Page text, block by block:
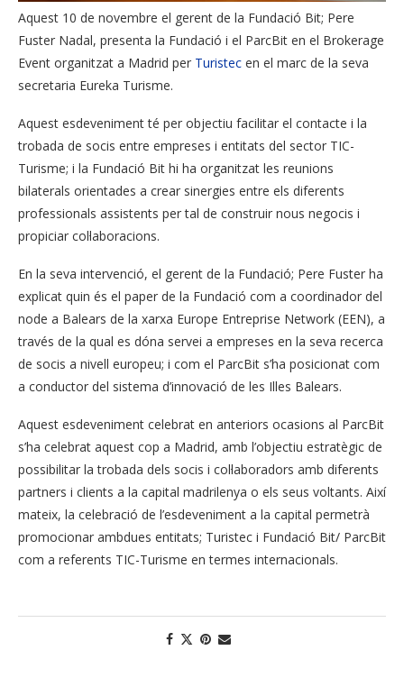
Aquest 10 de novembre el gerent de la Fundació Bit; Pere
Fuster Nadal, presenta la Fundació i el ParcBit en el Brokerage
Event organitzat a Madrid per Turistec en el marc de la seva
secretaria Eureka Turisme.
Aquest esdeveniment té per objectiu facilitar el contacte i la
trobada de socis entre empreses i entitats del sector TIC-
Turisme; i la Fundació Bit hi ha organitzat les reunions
bilaterals orientades a crear sinergies entre els diferents
professionals assistents per tal de construir nous negocis i
propiciar col·laboracions.
En la seva intervenció, el gerent de la Fundació; Pere Fuster ha
explicat quin és el paper de la Fundació com a coordinador del
node a Balears de la xarxa Europe Entreprise Network (EEN), a
través de la qual es dóna servei a empreses en la seva recerca
de socis a nivell europeu; i com el ParcBit s’ha posicionat com
a conductor del sistema d’innovació de les Illes Balears.
Aquest esdeveniment celebrat en anteriors ocasions al ParcBit
s’ha celebrat aquest cop a Madrid, amb l’objectiu estratègic de
possibilitar la trobada dels socis i col·laboradors amb diferents
partners i clients a la capital madrilenya o els seus voltants. Així
mateix, la celebració de l’esdeveniment a la capital permetrà
promocionar ambdues entitats; Turistec i Fundació Bit/ ParcBit
com a referents TIC-Turisme en termes internacionals.